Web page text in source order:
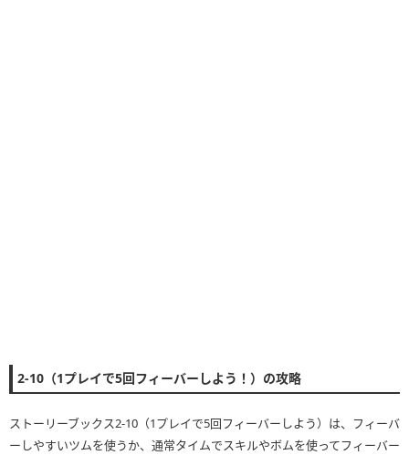
2-10（1プレイで5回フィーバーしよう！）の攻略
ストーリーブックス2-10（1プレイで5回フィーバーしよう）は、フィーバ
ーしやすいツムを使うか、通常タイムでスキルやボムを使ってフィーバー